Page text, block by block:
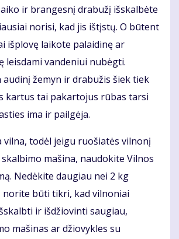
ir brangesnį drabužį išskalbėte
norisi, kad jis ištįstų. O būtent
išplovę laikote palaidinę ar
leisdami vandeniui nubėgti.
audinį žemyn ir drabužis šiek tiek
kartus tai pakartojus rūbas tarsi
ima ir pailgėja.
vilna, todėl jeigu ruošiatės vilnonį
mašina, naudokite Vilnos
Nedėkite daugiau nei 2 kg
norite būti tikri, kad vilnoniai
ir išdžiovinti saugiau,
mašinas ar džiovykles su